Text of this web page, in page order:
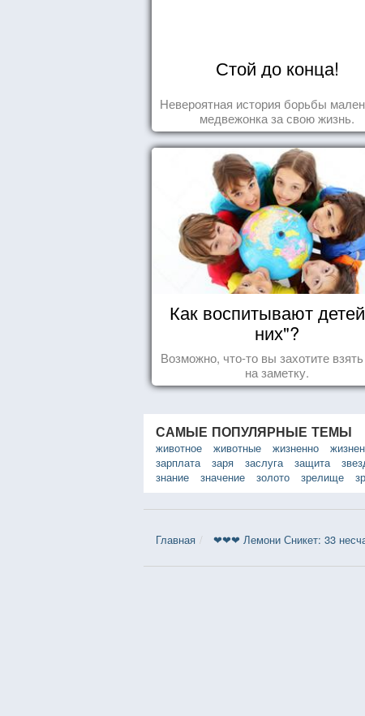
Стой до конца!
Невероятная история борьбы
медвежонка за свою жизнь.
Как воспитывают
них"?
Возможно, что-то вы захотите
на заметку.
САМЫЕ ПОПУЛЯРНЫЕ ТЕМЫ
животное
животные жизненно
зарплата
заря заслуга защита
знание
значение золото зрелище
Главная ❤❤❤ Лемони Сникет: 33